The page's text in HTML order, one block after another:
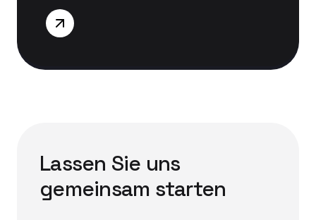
Lassen Sie uns
gemeinsam starten